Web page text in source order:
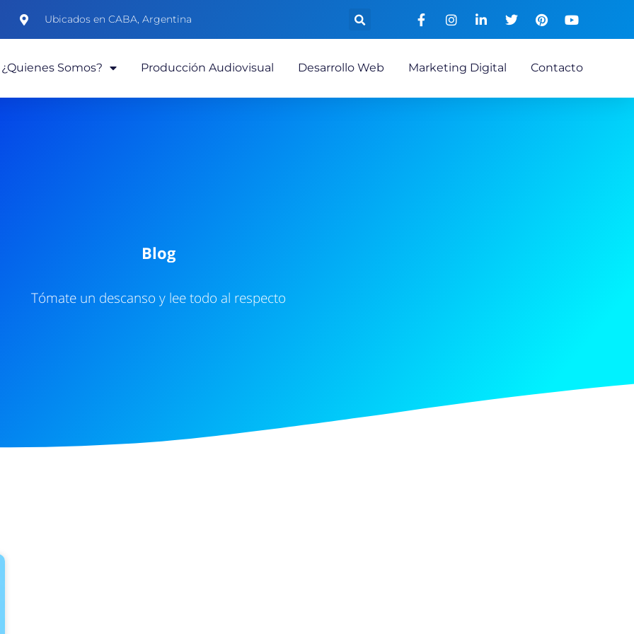
Ubicados en CABA, Argentina
¿Quienes Somos? Producción Audiovisual Desarrollo Web Marketing Digital Contacto
Blog
Tómate un descanso y lee todo al respecto